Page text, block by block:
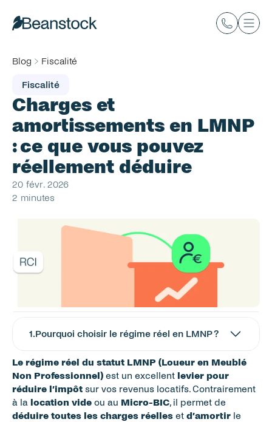
Blog Fiscalité
Fiscalité
Charges et
amortissements en LMNP
: ce que vous pouvez
réellement déduire
20 févr. 2026
2 minutes
1.Pourquoi choisir le régime réel en LMNP ?
Le régime réel du statut LMNP (Loueur en Meublé
Non Professionnel) est un excellent levier pour
réduire l’impôt sur vos revenus locatifs. Contrairement
à la location vide ou au Micro-BIC
déduire toutes les charges réelles et d’amortir le